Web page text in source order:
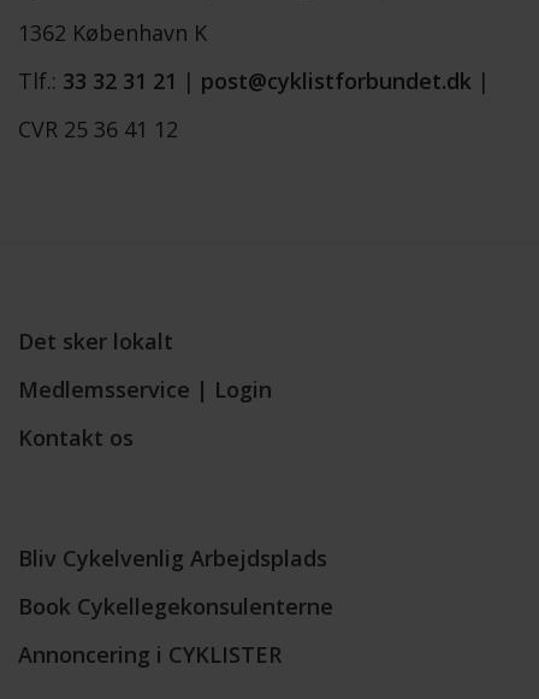
1362 København K
Tlf.: 33 32 31 21 | post@cyklistforbundet.dk |
CVR 25 36 41 12
Det sker lokalt
Medlemsservice | Login
Kontakt os
Bliv Cykelvenlig Arbejdsplads
Book Cykellegekonsulenterne
Annoncering i CYKLISTER